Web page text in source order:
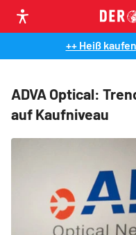
++ Heiß
ADVA Optical:
auf Kaufniveau